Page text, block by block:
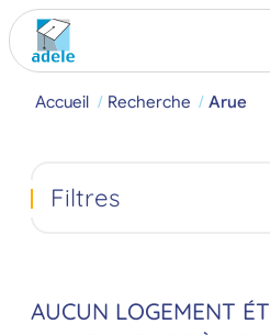
Accueil Recherche Arue
AUCUN LOGEMENT
Filtres